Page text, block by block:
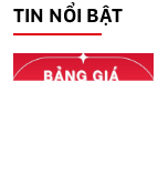
TIN NỔI BẬT